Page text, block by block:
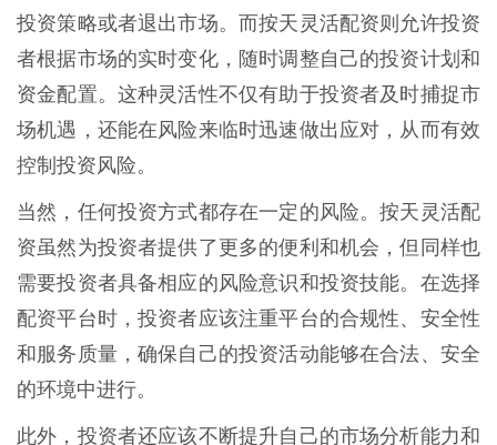
投资策略或者退出市场。而按天灵活配资则允许投资
者根据市场的实时变化，随时调整自己的投资计划和
资金配置。这种灵活性不仅有助于投资者及时捕捉市
场机遇，还能在风险来临时迅速做出应对，从而有效
控制投资风险。
当然，任何投资方式都存在一定的风险。按天灵活配
资虽然为投资者提供了更多的便利和机会，但同样也
需要投资者具备相应的风险意识和投资技能。在选择
配资平台时，投资者应该注重平台的合规性、安全性
和服务质量，确保自己的投资活动能够在合法、安全
的环境中进行。
此外，投资者还应该不断提升自己的市场分析能力和